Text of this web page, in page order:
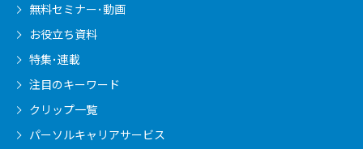
無料セミナー･動画
お役立ち資料
特集･連載
注目のキーワード
クリップ一覧
パーソルキャリアサービス